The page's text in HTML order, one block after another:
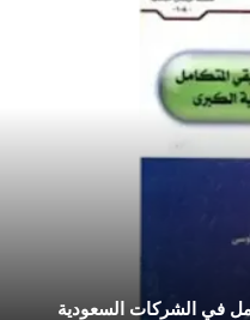
في الشركات السعودية